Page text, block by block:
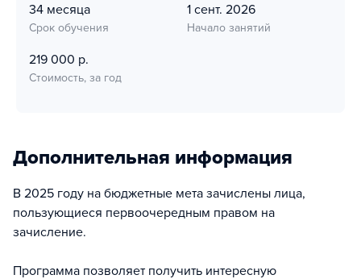
34 месяца
Срок обучения
1 сент. 2026
Начало занятий
219 000 р.
Стоимость, за год
Дополнительная информация
В 2025 году на бюджетные мета зачислены лица,
пользующиеся первоочередным правом на
зачисление.
Программа позволяет получить интересную